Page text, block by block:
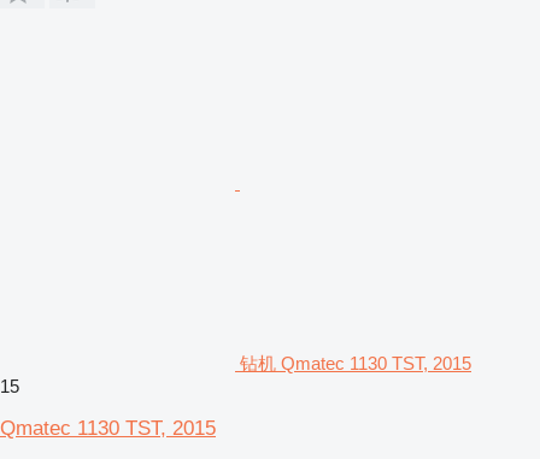
钻机 Qmatec 1130 TST, 2015
15
Qmatec 1130 TST, 2015